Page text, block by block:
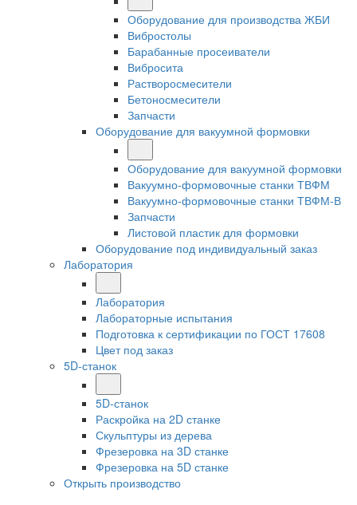
Оборудование для производства ЖБИ
Вибростолы
Барабанные просеиватели
Вибросита
Растворосмесители
Бетоносмесители
Запчасти
Оборудование для вакуумной формовки
Оборудование для вакуумной формовки
Вакуумно-формовочные станки ТВФМ
Вакуумно-формовочные станки ТВФМ-В
Запчасти
Листовой пластик для формовки
Оборудование под индивидуальный заказ
Лаборатория
Лаборатория
Лабораторные испытания
Подготовка к сертификации по ГОСТ 17608
Цвет под заказ
5D-станок
5D-станок
Раскройка на 2D станке
Скульптуры из дерева
Фрезеровка на 3D станке
Фрезеровка на 5D станке
Открыть производство